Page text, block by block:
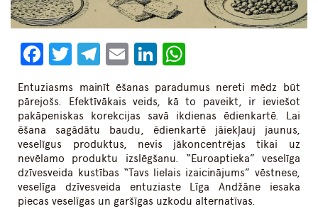
Facebook
Twitter
Telegram
EmailLinkedIn
Entuziasms mainīt ēšanas paradumus nereti mēdz būt
pārejošs. Efektīvākais veids, kā to paveikt, ir ieviešot
pakāpeniskas korekcijas savā ikdienas ēdienkartē. Lai
ēšana sagādātu baudu, ēdienkartē jāiekļauj jaunus,
veselīgus produktus, nevis jākoncentrējas tikai uz
nevēlamo produktu izslēgšanu. “Euroaptieka” veselīga
dzīvesveida kustības “Tavs lielais izaicinājums” vēstnese,
veselīga dzīvesveida entuziaste Līga Andžāne iesaka
piecas veselīgas un garšīgas uzkodu alternatīvas.